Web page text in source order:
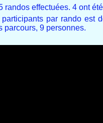
randos effectuées. 4 ont
par rando est
parcours, 9 personnes.